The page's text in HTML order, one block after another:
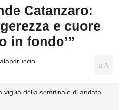
Catanzaro:
e cuore
in fondo’”
vigilia della semifinale di andata